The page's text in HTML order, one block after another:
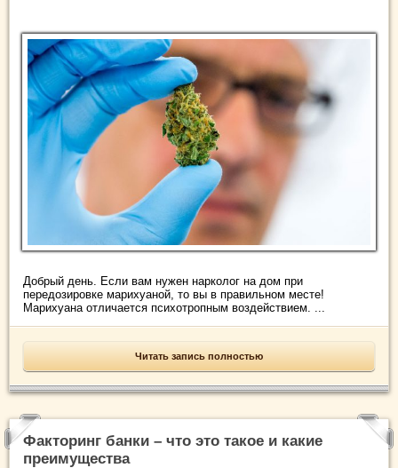
Добрый день. Если вам нужен нарколог на дом при
передозировке марихуаной, то вы в правильном месте!
Марихуана отличается психотропным воздействием. ...
Читать запись полностью
Факторинг банки – что это такое и какие
преимущества